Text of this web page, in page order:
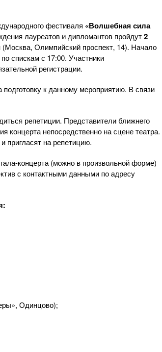
фестиваля «Волшебная сила
лауреатов и дипломантов пройдут2
(Москва, Олимпийский проспект, 14). Начало
спискам с 17:00. Участники
регистрации.
к данному мероприятию. В связи
репетиции. Представители ближнего
концерта непосредственно на сцене театра.
пригласят на репетицию.
гала-концерта (можно в произвольной форме)
с контактными данными по адресу
Одинцово);